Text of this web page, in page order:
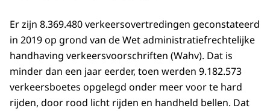
Er zijn 8.369.480 verkeersovertredingen geconstateerd
in 2019 op grond van de Wet administratiefrechtelijke
handhaving verkeersvoorschriften (Wahv). Dat is
minder dan een jaar eerder, toen werden 9.182.573
verkeersboetes opgelegd onder meer voor te hard
rijden, door rood licht rijden en handheld bellen. Dat